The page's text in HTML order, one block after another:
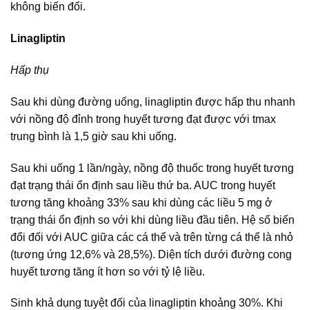
không biến đổi.
Linagliptin
Hấp thụ
Sau khi dùng đường uống, linagliptin được hấp thu nhanh
với nồng độ đỉnh trong huyết tương đạt được với tmax
trung bình là 1,5 giờ sau khi uống.
Sau khi uống 1 lần/ngày, nồng độ thuốc trong huyết tương
đạt trạng thái ổn định sau liều thứ ba. AUC trong huyết
tương tăng khoảng 33% sau khi dùng các liều 5 mg ở
trạng thái ổn định so với khi dùng liều đầu tiên. Hệ số biến
đổi đối với AUC giữa các cá thể và trên từng cá thể là nhỏ
(tương ứng 12,6% và 28,5%). Diện tích dưới đường cong
huyết tương tăng ít hơn so với tỷ lệ liều.
Sinh khả dụng tuyệt đối của linagliptin khoảng 30%. Khi